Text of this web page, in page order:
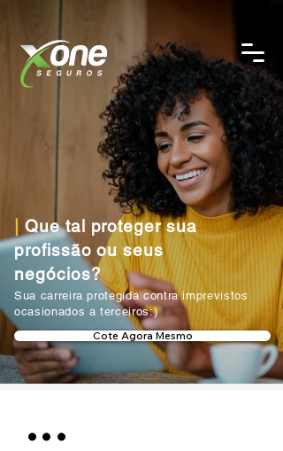
Que tal proteger sua
profissão ou seus
negócios?
Sua carreira protegida contra imprevistos
ocasionados a terceiros:)
Cote Agora Mesmo
...